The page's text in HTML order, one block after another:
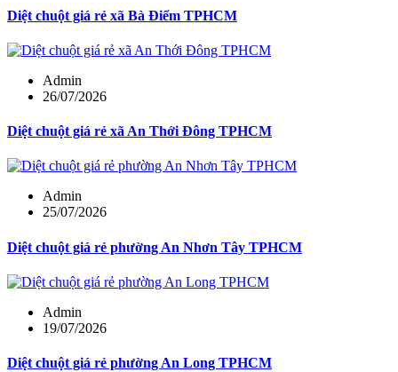
Diệt chuột giá rẻ xã Bà Điểm TPHCM
Admin
26/07/2026
Diệt chuột giá rẻ xã An Thới Đông TPHCM
Admin
25/07/2026
Diệt chuột giá rẻ phường An Nhơn Tây TPHCM
Admin
19/07/2026
Diệt chuột giá rẻ phường An Long TPHCM